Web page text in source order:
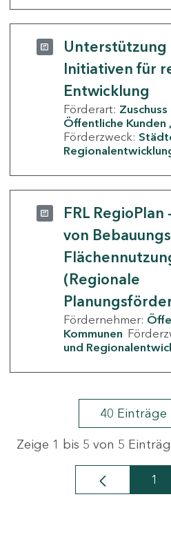
Initiativen für
Entwicklung
Förderart: Zuschuss
Öffentliche Kunden
Förderzweck:
FRL
von
(Regionale
Fördernehmer:
Kommunen
und
40 Einträge
Zeige 1 bis 5 von 5
1